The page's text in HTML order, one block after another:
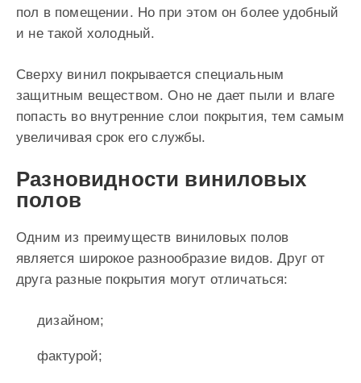
пол в помещении. Но при этом он более удобный
и не такой холодный.
Сверху винил покрывается специальным
защитным веществом. Оно не дает пыли и влаге
попасть во внутренние слои покрытия, тем самым
увеличивая срок его службы.
Разновидности виниловых
полов
Одним из преимуществ виниловых полов
является широкое разнообразие видов. Друг от
друга разные покрытия могут отличаться:
дизайном;
фактурой;